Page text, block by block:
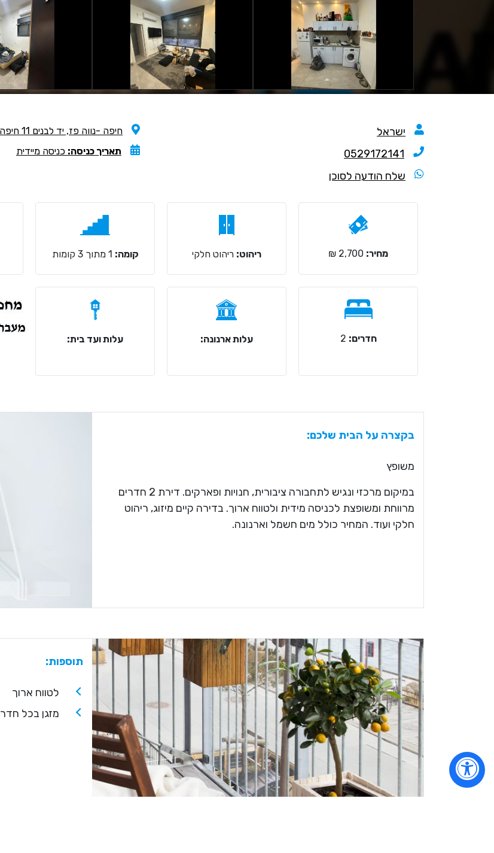
ישראל
0529172141
שלח הודעה לסוכן
חיפה -נווה פז, יד לבנים 11 חיפה
תאריך כניסה: כניסה מיידית
מחיר: ריהוט: ריהוט חלקי קומה:
חדרים: עלות ארנונה: עלות ועד בית:
בקצרה על הבית שלכם:
משופץ
במיקום מרכזי ונגיש לתחבורה ציבורית, חנויות ופארקים. דירת 2 חדרים
מרווחת ומשופצת לכניסה מידית ולטווח ארוך. בדירה קיים מיזוג, ריהוט
חלקי ועוד. המחיר כולל מים חשמל וארנונה.
תוספות:
לטווח ארוך
מזגן בכל חדר